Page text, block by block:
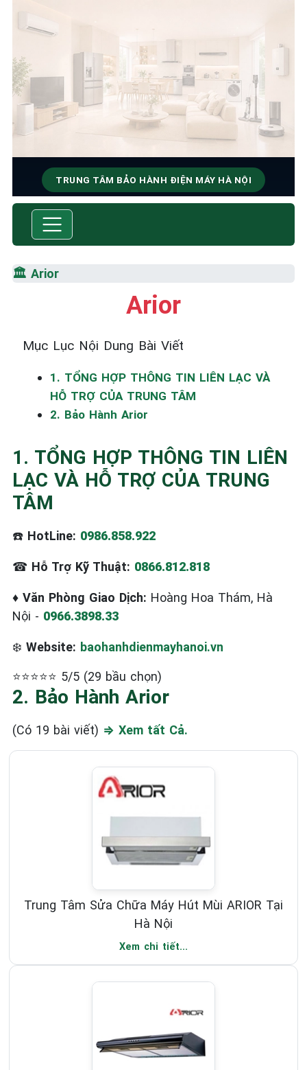
TRUNG TÂM BẢO HÀNH ĐIỆN MÁY HÀ NỘI
SỬA CHỮA & BẢO HÀNH
☎️ 09.86.85.89.22
🏛️ Arior
Arior
Mục Lục Nội Dung Bài Viết
1. TỔNG HỢP THÔNG TIN LIÊN LẠC VÀ
HỖ TRỢ CỦA TRUNG TÂM
2. Bảo Hành Arior
1. TỔNG HỢP THÔNG TIN LIÊN
LẠC VÀ HỖ TRỢ CỦA TRUNG
TÂM
☎️ HotLine: 0986.858.922
☎ Hỗ Trợ Kỹ Thuật: 0866.812.818
♦ Văn Phòng Giao Dịch: Hoàng Hoa Thám, Hà
Nội - 0966.3898.33
❄️ Website: baohanhdienmayhanoi.vn
⭐⭐⭐⭐⭐ 5/5 (29 bầu chọn)
2. Bảo Hành Arior
(Có 19 bài viết) ⇒ Xem tất Cả.
Trung Tâm Sửa Chữa Máy Hút Mùi ARIOR Tại
Hà Nội
Xem chi tiết...